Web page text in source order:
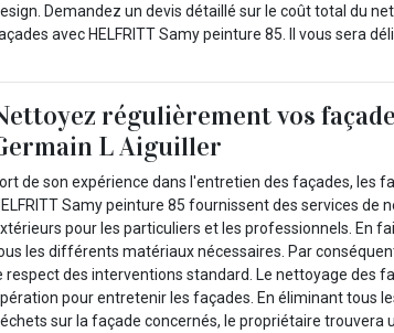
Demandez un devis détaillé sur le coût total du
avec HELFRITT Samy peinture 85. Il vous sera
régulièrement vos
L Aiguiller
de son expérience dans l'entretien des façades, les
Samy peinture 85 fournissent des services de
pour les particuliers et les professionnels. En
les différents matériaux nécessaires. Par
respect des interventions standard. Le nettoyage des
pour entretenir les façades. En éliminant tous
sur la façade concernés, le propriétaire trouvera